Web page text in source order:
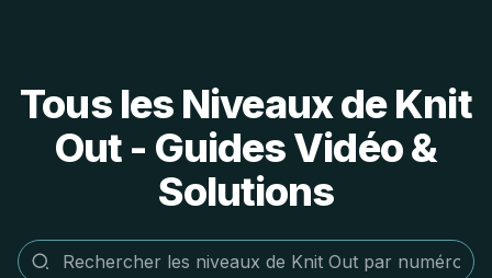
Tous les Niveaux de Knit
Out - Guides Vidéo &
Solutions